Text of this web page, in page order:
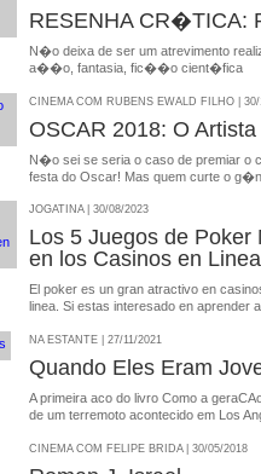
RESENHA CR�TICA:
N�o deixa de ser um atrevimento
a��o, fantasia, fic��o cient�fica
CINEMA COM RUBENS EWALD FILHO | 30/
OSCAR 2018: O
N�o sei se seria o caso de premiar o
festa do Oscar! Mas quem curte o
JOGATINA | 30/08/2023
Los 5 Juegos de
en los Casinos en Linea
El poker es un gran atractivo en
linea. Si estas interesado en aprender
NA ESTANTE | 27/11/2021
Quando Eles Eram
A primeira aco do livro Como a
de um terremoto acontecido em Los
CINEMA COM FELIPE BRIDA | 30/05/2018